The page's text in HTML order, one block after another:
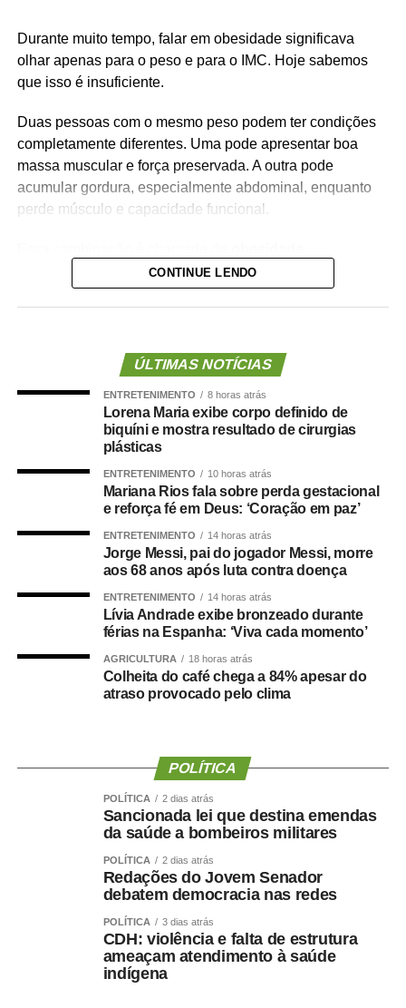
Durante muito tempo, falar em obesidade significava
olhar apenas para o peso e para o IMC. Hoje sabemos
que isso é insuficiente.
Duas pessoas com o mesmo peso podem ter condições
completamente diferentes. Uma pode apresentar boa
massa muscular e força preservada. A outra pode
acumular gordura, especialmente abdominal, enquanto
perde músculo e capacidade funcional.
Ela reúne dois problemas importantes: excesso de
muscular. Além de aumentar o risco de fragilidade,
quedas, diabetes e doenças cardiovasculares, novas
evidências mostram que essa condição também pode
estar associada a maior risco de demência.
O que a ciência mostra :
Um grande estudo publicado na revistaClinical
avaliou dados de centenas de milhares de
pessoas e analisou a relação entre composição corporal,
força muscular e desenvolvimento de demência.
Os resultados mostraram que tanto a sarcopenia isolada
quanto a obesidade sarcopênica estavam associadas a
um risco maior de declínio cognitivo. Um dos achados
longo dos anos ,maior foi o risco observado.
Não basta saber quanto peso uma pessoa
perdeu. Precisamos saber quanto músculo e quanta
força ela conseguiu preservar.
Emagrecer , nem sempre
CONTINUE LENDO
ÚLTIMAS NOTÍCIAS
ENTRETENIMENTO 8 horas atrás
Lorena Maria exibe corpo definido de
biquíni e mostra resultado de cirurgias
plásticas
ENTRETENIMENTO 10 horas atrás
Mariana Rios fala sobre perda gestacional
e reforça fé em Deus: ‘Coração em paz’
ENTRETENIMENTO 14 horas atrás
Jorge Messi, pai do jogador Messi, morre
aos 68 anos após luta contra doença
ENTRETENIMENTO 14 horas atrás
Lívia Andrade exibe bronzeado durante
férias na Espanha: ‘Viva cada momento’
AGRICULTURA 18 horas atrás
Colheita do café chega a 84% apesar do
atraso provocado pelo clima
POLÍTICA
POLÍTICA 2 dias atrás
Sancionada lei que destina emendas
da saúde a bombeiros militares
POLÍTICA 2 dias atrás
Redações do Jovem Senador
debatem democracia nas redes
POLÍTICA 3 dias atrás
CDH: violência e falta de estrutura
ameaçam atendimento à saúde
indígena